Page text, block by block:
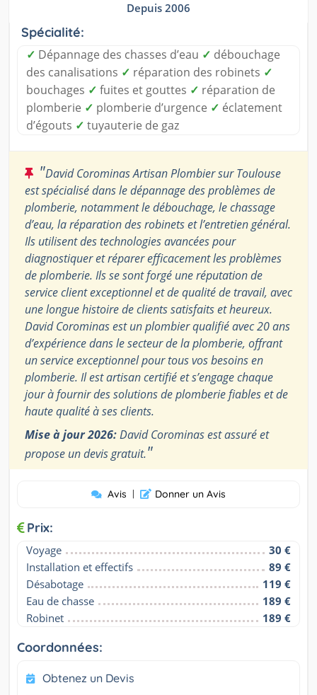
Depuis 2006
Spécialité:
✓ Dépannage des chasses d’eau ✓ débouchage
des canalisations ✓ réparation des robinets ✓
bouchages ✓ fuites et gouttes ✓ réparation de
plomberie ✓ plomberie d’urgence ✓ éclatement
d’égouts ✓ tuyauterie de gaz
"David Corominas Artisan Plombier sur Toulouse
est spécialisé dans le dépannage des problèmes de
plomberie, notamment le débouchage, le chassage
d’eau, la réparation des robinets et l’entretien général.
Ils utilisent des technologies avancées pour
diagnostiquer et réparer efficacement les problèmes
de plomberie. Ils se sont forgé une réputation de
service client exceptionnel et de qualité de travail, avec
une longue histoire de clients satisfaits et heureux.
David Corominas est un plombier qualifié avec 20 ans
d’expérience dans le secteur de la plomberie, offrant
un service exceptionnel pour tous vos besoins en
plomberie. Il est artisan certifié et s’engage chaque
jour à fournir des solutions de plomberie fiables et de
haute qualité à ses clients.
Mise à jour 2026:David Corominas est assuré et
propose un devis gratuit."
Avis | Donner un Avis
Prix:
Voyage
30 €
Installation et effectifs
89 €
Désabotage
119 €
Eau de chasse
189 €
Robinet
189 €
Coordonnées:
Obtenez un Devis